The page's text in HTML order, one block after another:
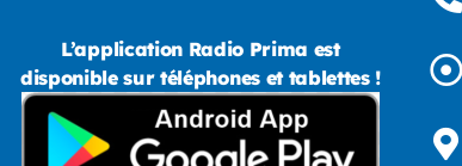
L’application Radio Prima est
disponible sur téléphones et tablettes !